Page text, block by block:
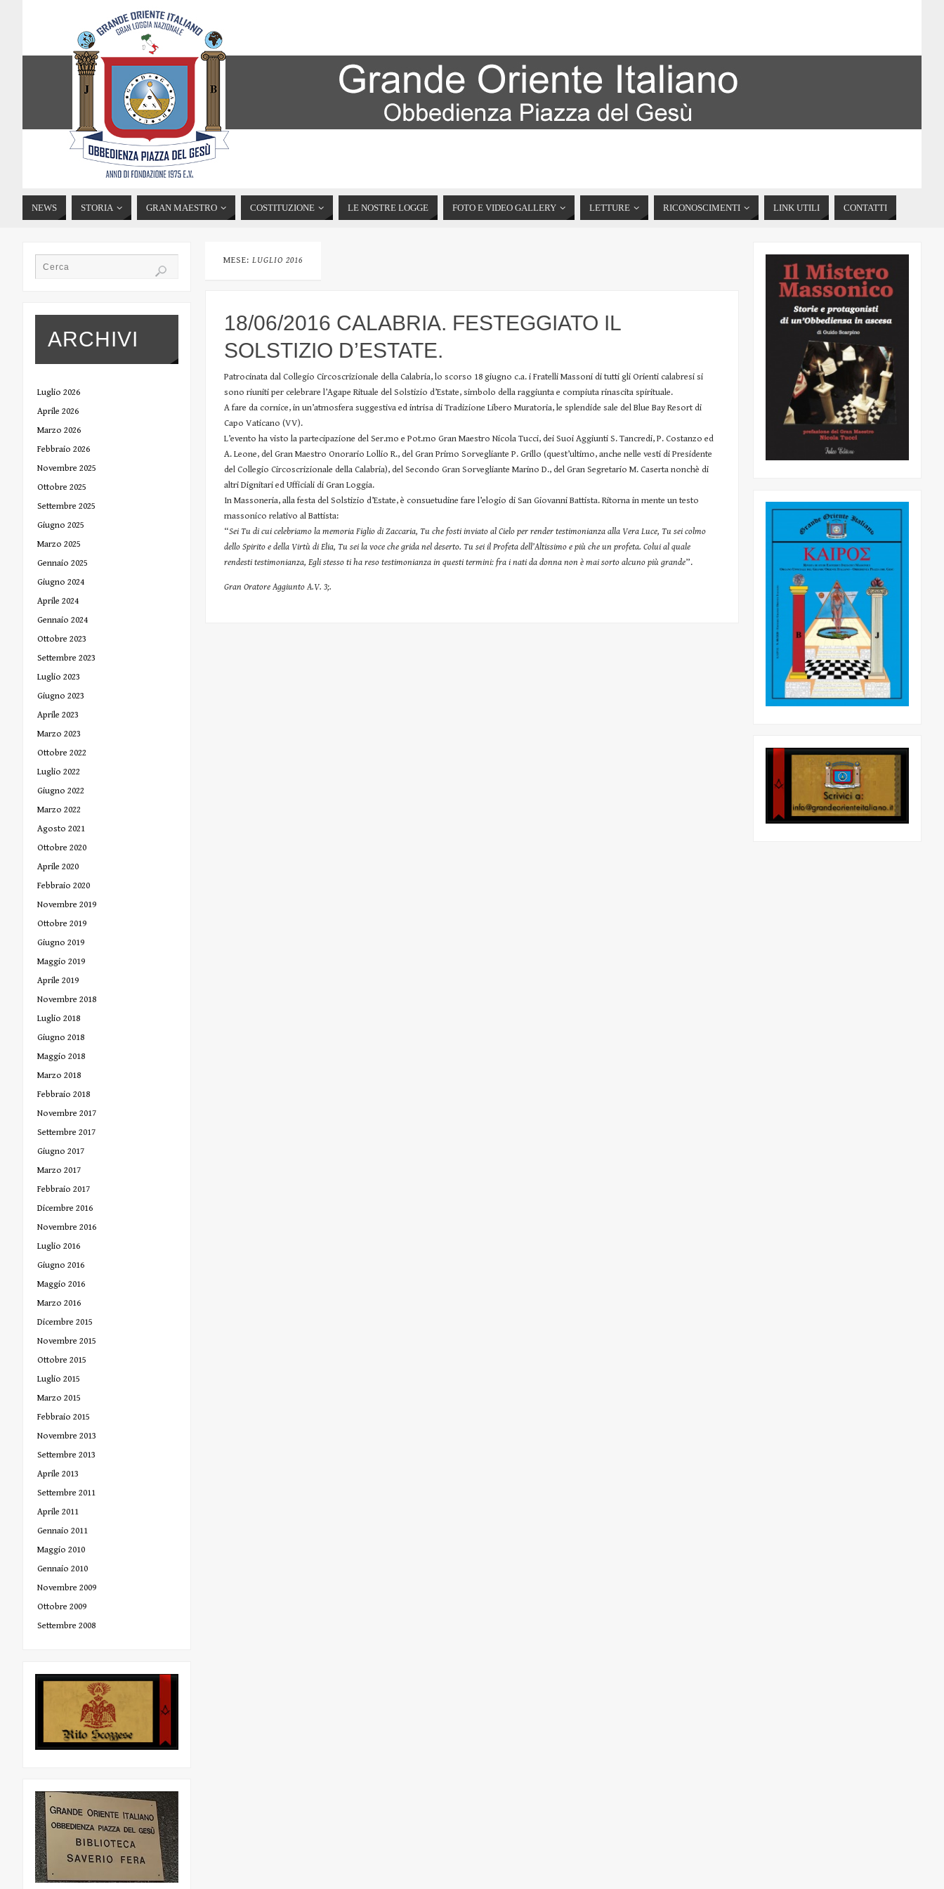
NEWS STORIA GRAN MAESTRO COSTITUZIONE LE NOSTRE LOGGE FOTO E VIDEO GALLERY LETTURE RICONOSCIMENTI LINK UTILI CONTATTI
MESE: LUGLIO 2016
18/06/2016 CALABRIA. FESTEGGIATO IL
SOLSTIZIO D’ESTATE.
Patrocinata dal Collegio Circoscrizionale della Calabria, lo scorso 18 giugno c.a. i Fratelli Massoni di tutti gli Orienti calabresi si
sono riuniti per celebrare l’Agape Rituale del Solstizio d’Estate, simbolo della raggiunta e compiuta rinascita spirituale.
A fare da cornice, in un’atmosfera suggestiva ed intrisa di Tradizione Libero Muratoria, le splendide sale del Blue Bay Resort di
Capo Vaticano (VV).
L’evento ha visto la partecipazione del Ser.mo e Pot.mo Gran Maestro Nicola Tucci, dei Suoi Aggiunti S. Tancredi, P. Costanzo ed
A. Leone, del Gran Maestro Onorario Lollio R., del Gran Primo Sorvegliante P. Grillo (quest’ultimo, anche nelle vesti di Presidente
del Collegio Circoscrizionale della Calabria), del Secondo Gran Sorvegliante Marino D., del Gran Segretario M. Caserta nonchè di
altri Dignitari ed Ufficiali di Gran Loggia.
In Massoneria, alla festa del Solstizio d’Estate, è consuetudine fare l’elogio di San Giovanni Battista. Ritorna in mente un testo
massonico relativo al Battista:
“Sei Tu di cui celebriamo la memoria Figlio di Zaccaria, Tu che fosti inviato al Cielo per render testimonianza alla Vera Luce, Tu sei colmo
dello Spirito e della Virtù di Elia, Tu sei la voce che grida nel deserto. Tu sei il Profeta dell’Altissimo e più che un profeta. Colui al quale
rendesti testimonianza, Egli stesso ti ha reso testimonianza in questi termini: fra i nati da donna non è mai sorto alcuno più grande”.
Gran Oratore Aggiunto A.V. 3;.
ARCHIVI
Luglio 2026
Aprile 2026
Marzo 2026
Febbraio 2026
Novembre 2025
Ottobre 2025
Settembre 2025
Giugno 2025
Marzo 2025
Gennaio 2025
Giugno 2024
Aprile 2024
Gennaio 2024
Ottobre 2023
Settembre 2023
Luglio 2023
Giugno 2023
Aprile 2023
Marzo 2023
Ottobre 2022
Luglio 2022
Giugno 2022
Marzo 2022
Agosto 2021
Ottobre 2020
Aprile 2020
Febbraio 2020
Novembre 2019
Ottobre 2019
Giugno 2019
Maggio 2019
Aprile 2019
Novembre 2018
Luglio 2018
Giugno 2018
Maggio 2018
Marzo 2018
Febbraio 2018
Novembre 2017
Settembre 2017
Giugno 2017
Marzo 2017
Febbraio 2017
Dicembre 2016
Novembre 2016
Luglio 2016
Giugno 2016
Maggio 2016
Marzo 2016
Dicembre 2015
Novembre 2015
Ottobre 2015
Luglio 2015
Marzo 2015
Febbraio 2015
Novembre 2013
Settembre 2013
Aprile 2013
Settembre 2011
Aprile 2011
Gennaio 2011
Maggio 2010
Gennaio 2010
Novembre 2009
Ottobre 2009
Settembre 2008